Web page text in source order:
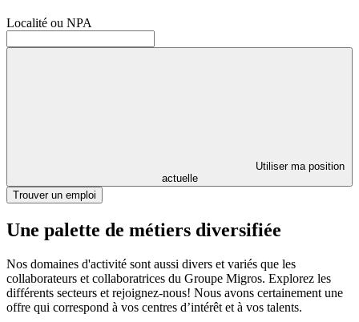
Localité ou NPA
Utiliser ma position
actuelle
Trouver un emploi
Une palette de métiers diversifiée
Nos domaines d'activité sont aussi divers et variés que les
collaborateurs et collaboratrices du Groupe Migros. Explorez les
différents secteurs et rejoignez-nous! Nous avons certainement une
offre qui correspond à vos centres d’intérêt et à vos talents.